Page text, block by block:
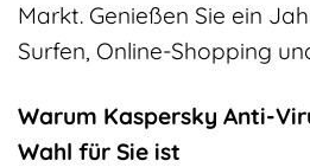
Markt. Genießen Sie ein
Surfen, Online-Shopping
Warum Kaspersky Anti-
Wahl für Sie ist